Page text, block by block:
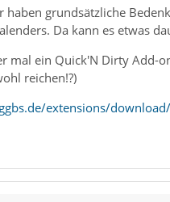
haben grundsätzliche
Da kann es etwas
mal ein Quick'N Dirty Add-
reichen!?)
extensions/